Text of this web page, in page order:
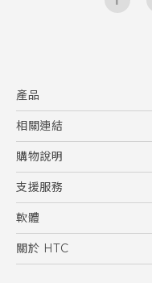
產品
5G
智慧型手機
配件
相關連結
HTC Research
購物說明
購物須知
訂單管理
付款方式
支援服務
到府收送維修服務
服務中心資訊
客戶服務佈告欄
軟體
應用程式
關於 HTC